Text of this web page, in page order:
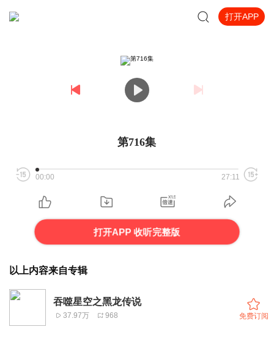
打开APP
第716集
00:00 27:11
打开APP 收听完整版
以上内容来自专辑
吞噬星空之黑龙传说
37.97万 968 免费订阅